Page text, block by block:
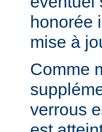
honorée
mise à
Comme
verrous